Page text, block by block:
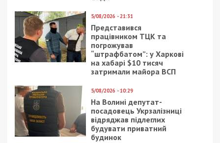
5/08/2026 - 21:31
Представився
працівником ТЦК та
погрожував
“штрафбатом”: у Харкові
на хабарі $10 тисяч
затримали майора ВСП
5/08/2026 - 10:29
На Волині депутат-
посадовець Укрзалізниці
відряджав підлеглих
будувати приватний
будинок